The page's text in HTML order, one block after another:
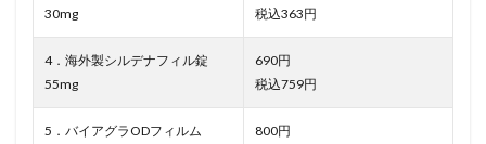
30mg
税込363円
4．海外製シルデナフィル錠
55mg
690円
税込759円
5．バイアグラODフィルム
800円